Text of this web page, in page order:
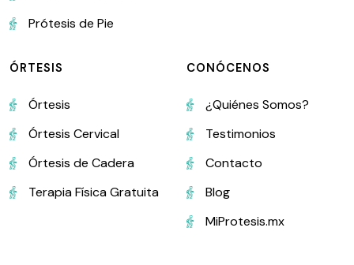
Prótesis de Pie
ÓRTESIS
Órtesis
Órtesis Cervical
Órtesis de Cadera
Terapia Física Gratuita
CONÓCENOS
¿Quiénes Somos?
Testimonios
Contacto
Blog
MiProtesis.mx